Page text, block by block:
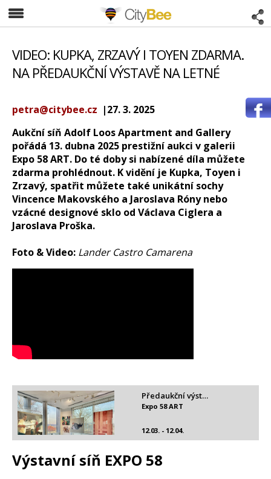
CityBee
VIDEO: KUPKA, ZRZAVÝ I TOYEN ZDARMA.
NA PŘEDAUKČNÍ VÝSTAVĚ NA LETNÉ
petra@citybee.cz |27. 3. 2025
Aukční síň Adolf Loos Apartment and Gallery
pořádá 13. dubna 2025 prestižní aukci v galerii
Expo 58 ART. Do té doby si nabízené díla můžete
zdarma prohlédnout. K vidění je Kupka, Toyen i
Zrzavý, spatřit můžete také unikátní sochy
Vincence Makovského a Jaroslava Róny nebo
vzácné designové sklo od Václava Ciglera a
Jaroslava Proška.
Foto & Video: Lander Castro Camarena
Předaukční výst…
12.03. - 12.04.
Expo 58 ART
Výstavní síň EXPO 58